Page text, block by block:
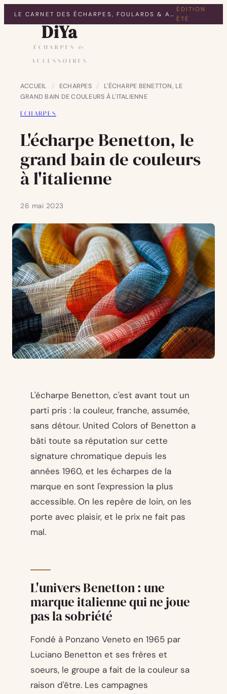
LE CARNET DES ÉCHARPES, FOULARDS & ACCESSOIRES
ÉDITION
ÉTÉ
DiYa
ÉCHARPES &
ACCESSOIRES
ACCUEIL / ECHARPES /
L'ÉCHARPE BENETTON, LE
GRAND BAIN DE COULEURS À L'ITALIENNE
ECHARPES
L'écharpe Benetton, le
grand bain de couleurs
à l'italienne
26 mai 2023
L'écharpe Benetton, c'est avant tout un
parti pris : la couleur, franche, assumée,
sans détour. United Colors of Benetton a
bâti toute sa réputation sur cette
signature chromatique depuis les
années 1960, et les écharpes de la
marque en sont l'expression la plus
accessible. On les repère de loin, on les
porte avec plaisir, et le prix ne fait pas
mal.
L'univers Benetton : une
marque italienne qui ne joue
pas la sobriété
Fondé à Ponzano Veneto en 1965 par
Luciano Benetton et ses frères et
soeurs, le groupe a fait de la couleur sa
raison d'être. Les campagnes